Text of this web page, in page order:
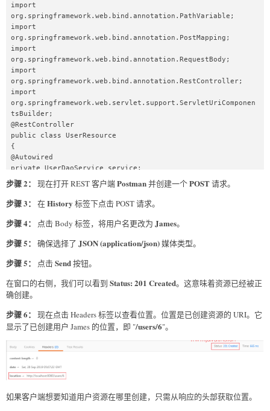
import
org.springframework.web.bind.annotation.PathVariable;
import
org.springframework.web.bind.annotation.PostMapping;
import
org.springframework.web.bind.annotation.RequestBody;
import
org.springframework.web.bind.annotation.RestController;
import
org.springframework.web.servlet.support.ServletUriComponen
tsBuilder;
@RestController
public class UserResource
{
@Autowired
private UserDaoService service;
@GetMapping("/users")
public List<User> retriveAllUsers()
{
}
@GetMapping("/users/{id}")
{
}
//method that posts a new user detail and returns the
status of HTTP and location of the user resource
@PostMapping("/users")
public ResponseEntity<Object> createUser(@RequestBody User
URI
path("/{id}").buildAndExpand(sevedUser.getId()).toUri();
步骤 2： 现在打开 REST 客户端Postman并创建一个POST请求。
步骤 3： 在History 标签下点击 POST 请求。
步骤 4： 点击 Body 标签，将用户名更改为 James。
步骤 5： 确保选择了 JSON (application/json)媒体类型。
步骤 5： 点击Send按钮。
在窗口的右侧，我们可以看到 Status: 201 Created。这意味着资源已经被正
确创建。
步骤 6：
现在点击 Headers 标签以查看位置。位置是已创建资源的 URI。它
显示了已创建用户 James 的位置，即 "/users/6"。
如果客户端想要知道用户资源在哪里创建，只需从响应的头部获取位置。